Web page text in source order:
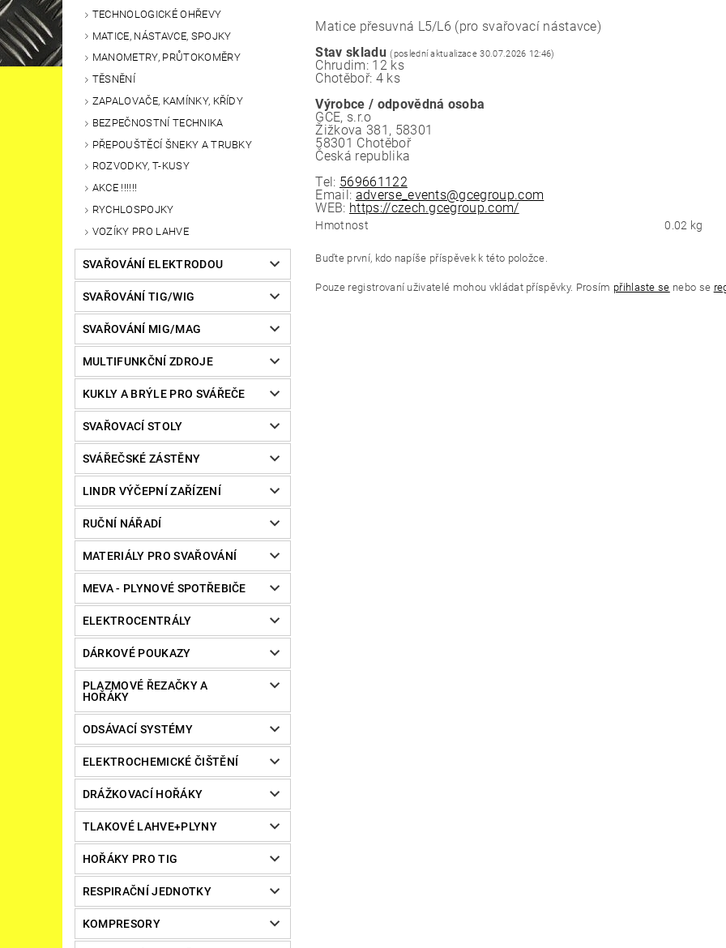
TECHNOLOGICKÉ OHŘEVY
MATICE, NÁSTAVCE, SPOJKY
MANOMETRY, PRŮTOKOMĚRY
TĚSNĚNÍ
ZAPALOVAČE, KAMÍNKY, KŘÍDY
BEZPEČNOSTNÍ TECHNIKA
PŘEPOUŠTĚCÍ ŠNEKY A TRUBKY
ROZVODKY, T-KUSY
AKCE !!!!!!
RYCHLOSPOJKY
VOZÍKY PRO LAHVE
SVAŘOVÁNÍ ELEKTRODOU
SVAŘOVÁNÍ TIG/WIG
SVAŘOVÁNÍ MIG/MAG
MULTIFUNKČNÍ ZDROJE
KUKLY A BRÝLE PRO SVÁŘEČE
SVAŘOVACÍ STOLY
SVÁŘEČSKÉ ZÁSTĚNY
LINDR VÝČEPNÍ ZAŘÍZENÍ
RUČNÍ NÁŘADÍ
MATERIÁLY PRO SVAŘOVÁNÍ
MEVA - PLYNOVÉ SPOTŘEBIČE
ELEKTROCENTRÁLY
DÁRKOVÉ POUKAZY
PLAZMOVÉ ŘEZAČKY A
HOŘÁKY
ODSÁVACÍ SYSTÉMY
ELEKTROCHEMICKÉ ČIŠTĚNÍ
DRÁŽKOVACÍ HOŘÁKY
TLAKOVÉ LAHVE+PLYNY
HOŘÁKY PRO TIG
RESPIRAČNÍ JEDNOTKY
KOMPRESORY
Matice přesuvná L5/L6 (pro svařovací nástavce)
Stav skladu (poslední aktualizace 30.07.2026 12:46)
Chrudim: 12 ks
Chotěboř: 4 ks
Výrobce / odpovědná osoba
GCE, s.r.o
Žižkova 381, 58301
58301 Chotěboř
Česká republika
Tel: 569661122
Email: adverse_events@gcegroup.com
WEB: https://czech.gcegroup.com/
Hmotnost 0.02 kg
Buďte první, kdo napíše příspěvek k této položce.
Pouze registrovaní uživatelé mohou vkládat příspěvky. Prosím přihlaste se nebo se